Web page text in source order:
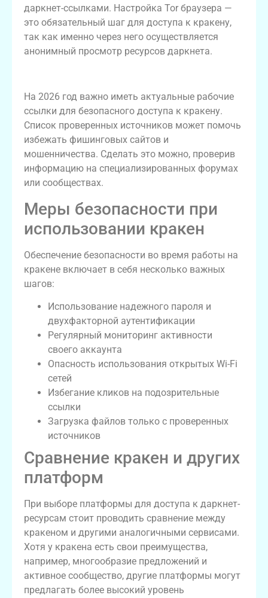
даркнет-ссылками. Настройка Tor браузера —
это обязательный шаг для доступа к кракену,
так как именно через него осуществляется
анонимный просмотр ресурсов даркнета.
На 2026 год важно иметь актуальные рабочие
ссылки для безопасного доступа к кракену.
Список проверенных источников может помочь
избежать фишинговых сайтов и
мошенничества. Сделать это можно, проверив
информацию на специализированных форумах
или сообществах.
Меры безопасности при
использовании кракен
Обеспечение безопасности во время работы на
кракене включает в себя несколько важных
шагов:
Использование надежного пароля и
двухфакторной аутентификации
Регулярный мониторинг активности
своего аккаунта
Опасность использования открытых Wi-Fi
сетей
Избегание кликов на подозрительные
ссылки
Загрузка файлов только с проверенных
источников
Сравнение кракен и других
платформ
При выборе платформы для доступа к даркнет-
ресурсам стоит проводить сравнение между
кракеном и другими аналогичными сервисами.
Хотя у кракена есть свои преимущества,
например, многообразие предложений и
активное сообщество, другие платформы могут
предлагать более высокий уровень